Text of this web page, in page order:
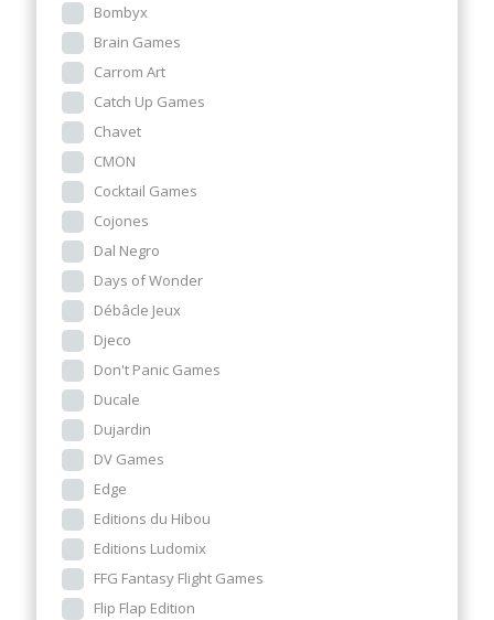
Bombyx
Brain Games
Carrom Art
Catch Up Games
Chavet
CMON
Cocktail Games
Cojones
Dal Negro
Days of Wonder
Débâcle Jeux
Djeco
Don't Panic Games
Ducale
Dujardin
DV Games
Edge
Editions du Hibou
Editions Ludomix
FFG Fantasy Flight Games
Flip Flap Edition